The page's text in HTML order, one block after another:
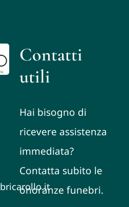
Contatti
utili
Hai bisogno di
ricevere assistenza
immediata?
Contatta subito le
onoranze funebri.